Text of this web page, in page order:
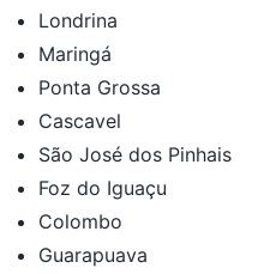
Londrina
Maringá
Ponta Grossa
Cascavel
São José dos Pinhais
Foz do Iguaçu
Colombo
Guarapuava